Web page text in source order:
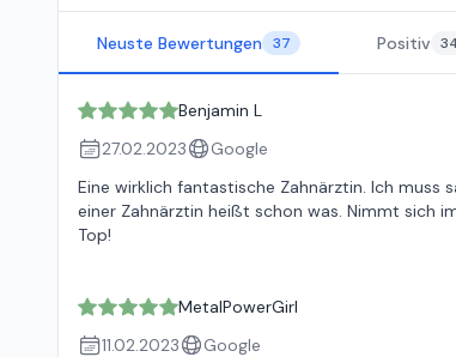
Neuste Bewertungen 37 Positiv
Benjamin L
27.02.2023
Google
Eine wirklich fantastische Zahnärztin. Ich muss
einer Zahnärztin heißt schon was. Nimmt sich
Top!
MetalPowerGirl
11.02.2023
Google